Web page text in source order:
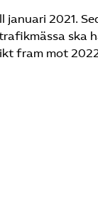
2021.
ska
fram mot